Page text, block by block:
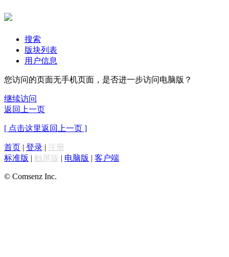
搜索
版块列表
用户信息
您访问的页面无手机页面，是否进一步访问电脑版？
继续访问
返回上一页
[ 点击这里返回上一页 ]
首页 | 登录 | 注册
标准版 | 触屏版 | 电脑版 | 客户端
© Comsenz Inc.